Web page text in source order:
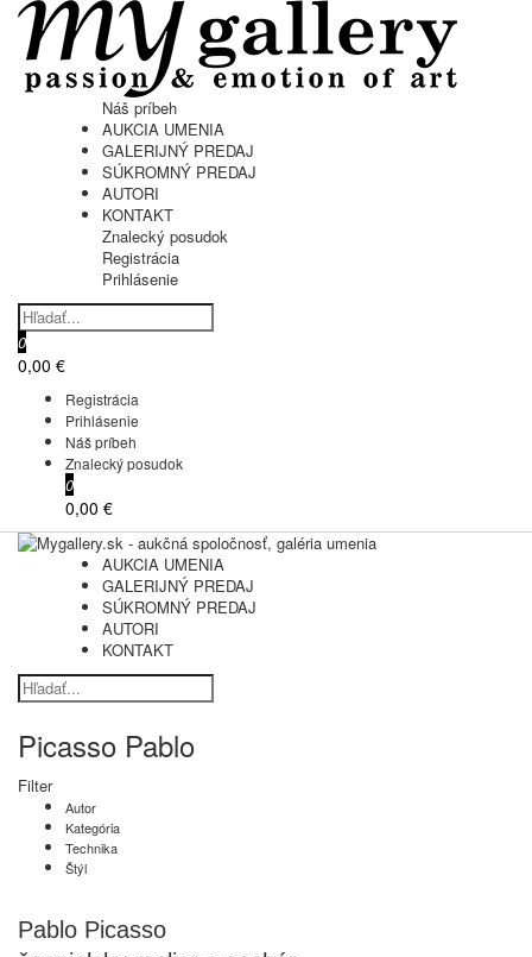
Náš príbeh
AUKCIA UMENIA
GALERIJNÝ PREDAJ
SÚKROMNÝ PREDAJ
AUTORI
KONTAKT
Znalecký posudok
Registrácia
Prihlásenie
0
0,00 €
Registrácia
Prihlásenie
Náš príbeh
Znalecký posudok
0
0,00 €
AUKCIA UMENIA
GALERIJNÝ PREDAJ
SÚKROMNÝ PREDAJ
AUTORI
KONTAKT
Picasso Pablo
Filter
Autor
Kategória
Technika
Štýl
Pablo Picasso